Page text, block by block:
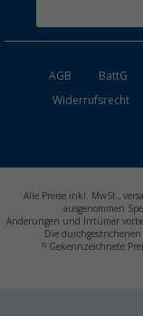
AGB BattG
Widerrufsrecht
Alle Preise inkl. MwSt.,
ausgenommen
Änderungen und Irrtümer
Die durchgestrichenen
1) Gekennzeichnete